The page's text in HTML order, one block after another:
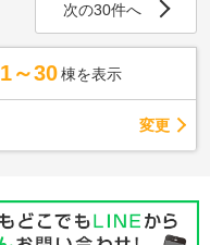
次の30件へ
1～30 棟を表示
変更